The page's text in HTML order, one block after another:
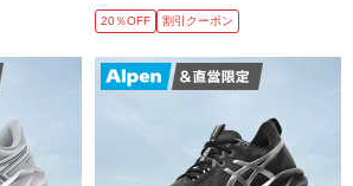
20％OFF 割引クーポン